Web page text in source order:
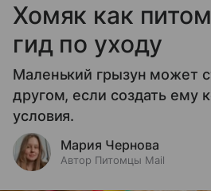
Хомяк как
гид по уходу
Маленький грызун может
другом, если создать ему
условия.
Мария Чернова
Автор Питомцы Mail